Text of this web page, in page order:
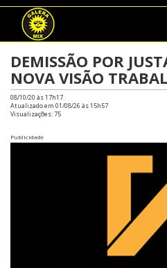
DEMISSÃO POR
NOVA VISÃO
08/10/20 às 17h17
Atualizado em 01/08/26 às 15h57
Visualizações:75
Publicidade